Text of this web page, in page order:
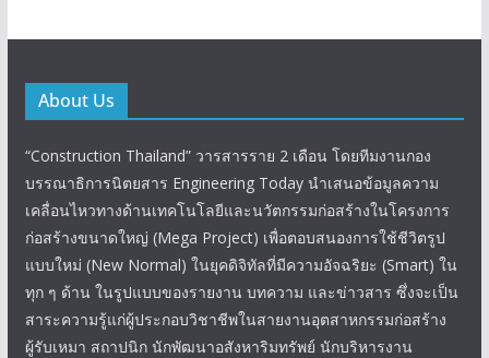
About Us
“Construction Thailand” วารสารราย 2 เดือน โดยทีมงานกอง
บรรณาธิการนิตยสาร Engineering Today นำเสนอข้อมูลความ
เคลื่อนไหวทางด้านเทคโนโลยีและนวัตกรรมก่อสร้างในโครงการ
ก่อสร้างขนาดใหญ่ (Mega Project) เพื่อตอบสนองการใช้ชีวิตรูป
แบบใหม่ (New Normal) ในยุคดิจิทัลที่มีความอัจฉริยะ (Smart) ใน
ทุก ๆ ด้าน ในรูปแบบของรายงาน บทความ และข่าวสาร ซึ่งจะเป็น
สาระความรู้แก่ผู้ประกอบวิชาชีพในสายงานอุตสาหกรรมก่อสร้าง
ผู้รับเหมา สถาปนิก นักพัฒนาอสังหาริมทรัพย์ นักบริหารงาน